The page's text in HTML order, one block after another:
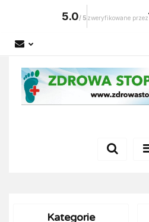
5.0/ 5 zweryfikowane przez
Kategorie